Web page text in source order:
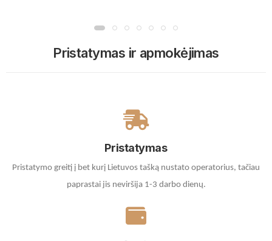
Pristatymas ir apmokėjimas
Pristatymas
Pristatymo greitį į bet kurį Lietuvos tašką nustato operatorius, tačiau
paprastai jis neviršija 1-3 darbo dienų.